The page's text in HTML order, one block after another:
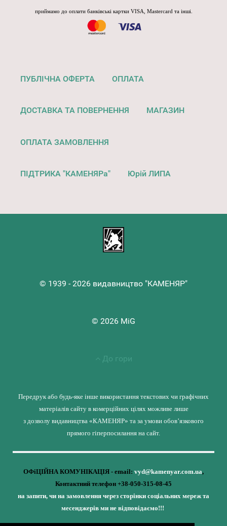
приймамо до оплати банківські картки VISA, Mastercard та інші.
ПУБЛІЧНА ОФЕРТА ОПЛАТА
ДОСТАВКА ТА ПОВЕРНЕННЯ МАГАЗИН
ОПЛАТА ЗАМОВЛЕННЯ
ПІДТРИКА "КАМЕНЯРа" Юрій ЛИПА
© 1939 - 2026 видавництво "КАМЕНЯР"
© 2026 MiG
До гори
Передрук або будь-яке інше використання текстових чи графічних
матеріалів сайту в комерційних цілях можливе лише
з дозволу видавництва «КАМЕНЯР» та за умови обов’язкового
прямого гіперпосилання на сайт.
ОФіЦІЙНА КОМУНІКАЦІЯ - email: vyd@kamenyar.com.ua,
Контактний телефон +38-050-315-08-45
на запити, чи на замовлення через сторінки соціальних мереж та
месенджерів ми не відповідаємо!!!